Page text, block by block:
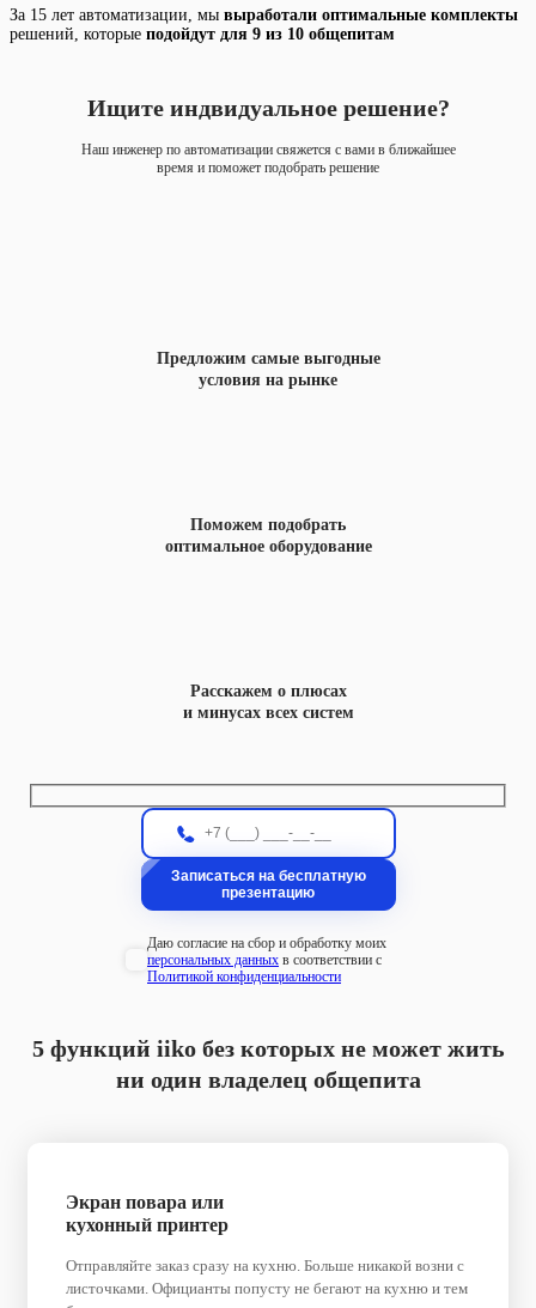
За 15 лет автоматизации, мы выработали оптимальные комплекты
решений, которые подойдут для 9 из 10 общепитам
Ищите индвидуальное решение?
Наш инженер по автоматизации свяжется с вами в ближайшее
время и поможет подобрать решение
Предложим самые выгодные
условия на рынке
Поможем подобрать
оптимальное оборудование
Расскажем о плюсах
и минусах всех систем
Даю согласие на сбор и обработку моих
персональных данных в соответствии с
Политикой конфиденциальности
5 функций iiko без которых не может жить
ни один владелец общепита
Экран повара или
кухонный принтер
Отправляйте заказ сразу на кухню. Больше никакой возни с
листочками. Официанты попусту не бегают на кухню и тем